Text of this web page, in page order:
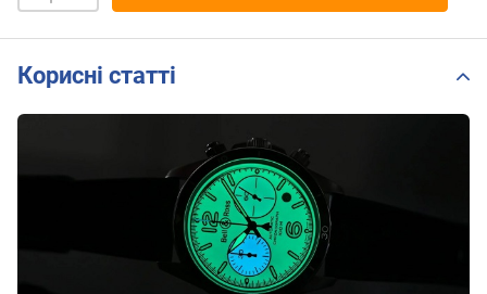
Корисні статті